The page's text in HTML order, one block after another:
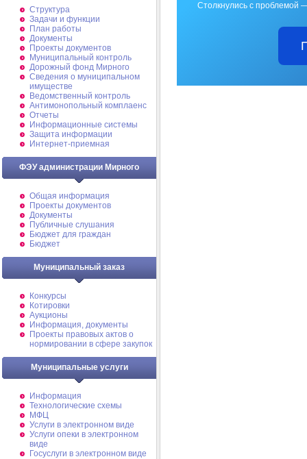
Структура
Задачи и функции
План работы
Документы
Проекты документов
Муниципальный контроль
Дорожный фонд Мирного
Cведения о муниципальном
имуществе
Ведомственный контроль
Антимонопольный комплаенс
Отчеты
Информационные системы
Защита информации
Интернет-приемная
ФЭУ администрации Мирного
Общая информация
Проекты документов
Документы
Публичные слушания
Бюджет для граждан
Бюджет
Муниципальный заказ
Конкурсы
Котировки
Аукционы
Информация, документы
Проекты правовых актов о
нормировании в сфере закупок
Муниципальные услуги
Информация
Технологические схемы
МФЦ
Услуги в электронном виде
Услуги опеки в электронном
виде
Госуслуги в электронном виде
Столкнулись с проблемой